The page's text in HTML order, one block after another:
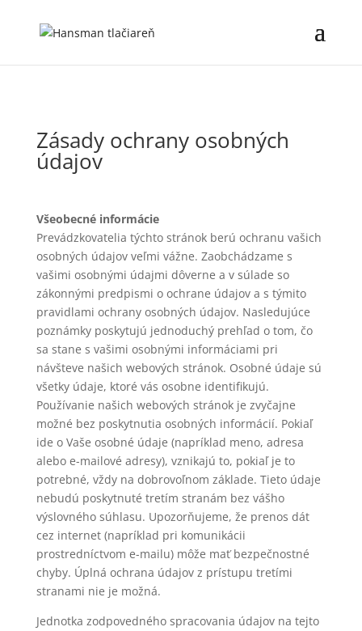
Zásady ochrany osobných
údajov
Všeobecné informácie
Prevádzkovatelia týchto stránok berú ochranu vašich
osobných údajov veľmi vážne. Zaobchádzame s
vašimi osobnými údajmi dôverne a v súlade so
zákonnými predpismi o ochrane údajov a s týmito
pravidlami ochrany osobných údajov. Nasledujúce
poznámky poskytujú jednoduchý prehľad o tom, čo
sa stane s vašimi osobnými informáciami pri
návšteve našich webových stránok. Osobné údaje sú
všetky údaje, ktoré vás osobne identifikujú.
Používanie našich webových stránok je zvyčajne
možné bez poskytnutia osobných informácií. Pokiaľ
ide o Vaše osobné údaje (napríklad meno, adresa
alebo e-mailové adresy), vznikajú to, pokiaľ je to
potrebné, vždy na dobrovoľnom základe. Tieto údaje
nebudú poskytnuté tretím stranám bez vášho
výslovného súhlasu. Upozorňujeme, že prenos dát
cez internet (napríklad pri komunikácii
prostredníctvom e-mailu) môže mať bezpečnostné
chyby. Úplná ochrana údajov z prístupu tretími
stranami nie je možná.
Jednotka zodpovedného spracovania údajov na tejto